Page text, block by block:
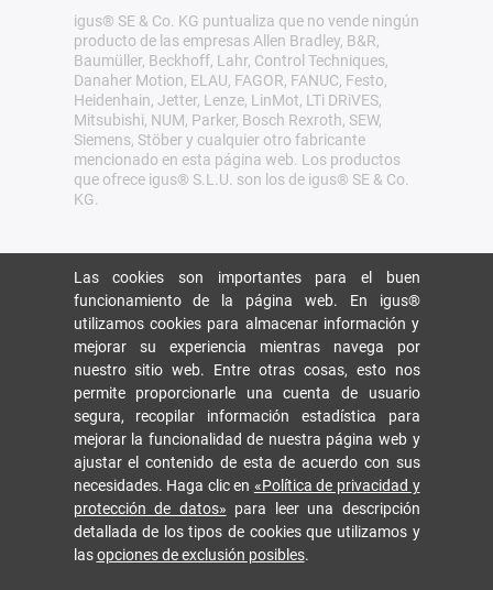
igus® SE & Co. KG puntualiza que no vende ningún
producto de las empresas Allen Bradley, B&R,
Baumüller, Beckhoff, Lahr, Control Techniques,
Danaher Motion, ELAU, FAGOR, FANUC, Festo,
Heidenhain, Jetter, Lenze, LinMot, LTi DRiVES,
Mitsubishi, NUM, Parker, Bosch Rexroth, SEW,
Siemens, Stöber y cualquier otro fabricante
mencionado en esta página web. Los productos
que ofrece igus® S.L.U. son los de igus® SE & Co.
KG.
Las cookies son importantes para el buen
funcionamiento de la página web. En igus®
utilizamos cookies para almacenar información y
mejorar su experiencia mientras navega por
nuestro sitio web. Entre otras cosas, esto nos
permite proporcionarle una cuenta de usuario
segura, recopilar información estadística para
mejorar la funcionalidad de nuestra página web y
ajustar el contenido de esta de acuerdo con sus
necesidades. Haga clic en «Política de privacidad y
protección de datos» para leer una descripción
detallada de los tipos de cookies que utilizamos y
lasopciones de exclusión posibles.